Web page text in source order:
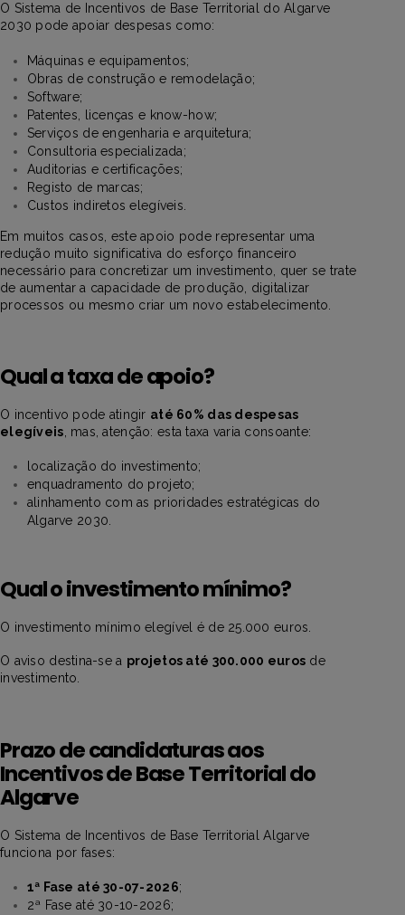
O Sistema de Incentivos de Base Territorial do Algarve
2030 pode apoiar despesas como:
Máquinas e equipamentos;
Obras de construção e remodelação;
Software;
Patentes, licenças e know-how;
Serviços de engenharia e arquitetura;
Consultoria especializada;
Auditorias e certificações;
Registo de marcas;
Custos indiretos elegíveis.
Em muitos casos, este apoio pode representar uma
redução muito significativa do esforço financeiro
necessário para concretizar um investimento, quer se trate
de aumentar a capacidade de produção, digitalizar
processos ou mesmo criar um novo estabelecimento.
Qual a taxa de apoio?
O incentivo pode atingir até 60% das despesas
elegíveis , mas, atenção: esta taxa varia consoante:
localização do investimento;
enquadramento do projeto;
alinhamento com as prioridades estratégicas do
Algarve 2030.
Qual o investimento mínimo?
O investimento mínimo elegível é de 25.000 euros.
O aviso destina-se a projetos até 300.000 euros de
investimento.
Prazo de candidaturas aos
Incentivos de Base Territorial do
Algarve
O Sistema de Incentivos de Base Territorial Algarve
funciona por fases:
1ª Fase até 30-07-2026;
2ª Fase até 30-10-2026;